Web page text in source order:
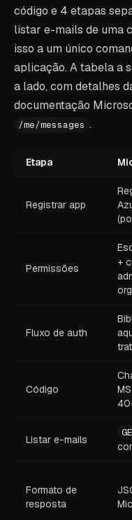
código e 4 etapas
listar e-mails de uma
isso a um único
aplicação. A tabela a
a lado, com detalhes
documentação
/me/messages .
Etapa
Registrar app
Permissões
+
org
Fluxo de auth
Código
Listar e-mails
Formato de
resposta